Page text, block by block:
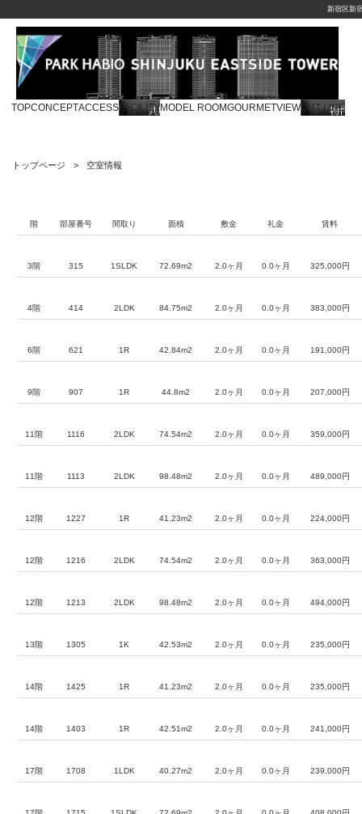
新宿区新
TOPCONCEPTACCESS FACILITYMODEL ROOMGOURMETVIEWOUT LINE
トップページ 空室情報
階 部屋番号 間取り 面積 敷金 礼金 賃料
3階 315 1SLDK 72.69m2 2.0ヶ月 0.0ヶ月 325,000円
4階 414 2LDK 84.75m2 2.0ヶ月 0.0ヶ月 383,000円
6階 621 1R 42.84m2 2.0ヶ月 0.0ヶ月 191,000円
9階 907 1R 44.8m2 2.0ヶ月 0.0ヶ月 207,000円
11階 1116 2LDK 74.54m2 2.0ヶ月 0.0ヶ月 359,000円
11階 1113 2LDK 98.48m2 2.0ヶ月 0.0ヶ月 489,000円
12階 1227 1R 41.23m2 2.0ヶ月 0.0ヶ月 224,000円
12階 1216 2LDK 74.54m2 2.0ヶ月 0.0ヶ月 363,000円
12階 1213 2LDK 98.48m2 2.0ヶ月 0.0ヶ月 494,000円
13階 1305 1K 42.53m2 2.0ヶ月 0.0ヶ月 235,000円
14階 1425 1R 41.23m2 2.0ヶ月 0.0ヶ月 235,000円
14階 1403 1R 42.51m2 2.0ヶ月 0.0ヶ月 241,000円
17階 1708 1LDK 40.27m2 2.0ヶ月 0.0ヶ月 239,000円